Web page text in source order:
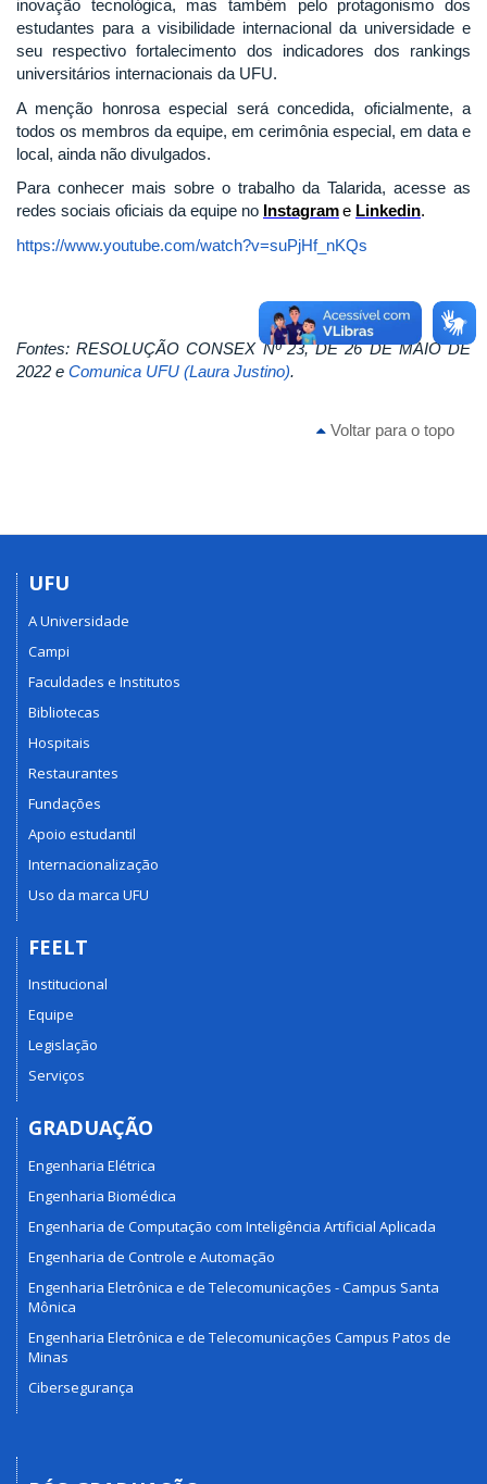
inovação tecnológica, mas também pelo
protagonismo dos
estudantes para a visibilidade internacional da universidade e
seu respectivo fortalecimento dos indicadores dos rankings
universitários internacionais da UFU.
A menção honrosa especial será concedida, oficialmente, a
todos os membros da equipe, em cerimônia especial, em data e
local, ainda não divulgados.
Para conhecer mais sobre o trabalho da Talarida, acesse as
redes sociais oficiais da equipe no Instagrame Linkedin.
https://www.youtube.com/watch?v=suPjHf_nKQs
Fontes: RESOLUÇÃO CONSEX Nº 23, DE 26 DE MAIO DE
2022 e Comunica UFU (Laura Justino).
Voltar para o topo
UFU
A Universidade
Campi
Faculdades e Institutos
Bibliotecas
Hospitais
Restaurantes
Fundações
Apoio estudantil
Internacionalização
Uso da marca UFU
FEELT
Institucional
Equipe
Legislação
Serviços
GRADUAÇÃO
Engenharia Elétrica
Engenharia Biomédica
Engenharia de Computação com Inteligência Artificial Aplicada
Engenharia de Controle e Automação
Engenharia Eletrônica e de Telecomunicações - Campus Santa
Mônica
Engenharia Eletrônica e de Telecomunicações Campus Patos de
Minas
Cibersegurança